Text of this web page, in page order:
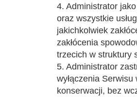
4. Administrator
oraz wszystkie
jakichkolwiek
zakłócenia
trzecich w struktury
5. Administrator
wyłączenia
konserwacji, bez